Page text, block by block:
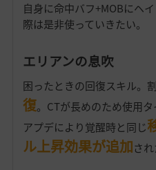
自身に命中バフ+MOBにヘ
際は是非使っていきたい。
エリアンの息吹
困ったときの回復スキル。
復。 CTが長めのため使用タ
アプデにより覚醒時と同じ
ル上昇効果が追加され